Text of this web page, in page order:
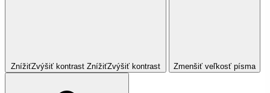
ZnížiťZvýšiť kontrast ZnížiťZvýšiť kontrast Zmenšiť veľkosť písma